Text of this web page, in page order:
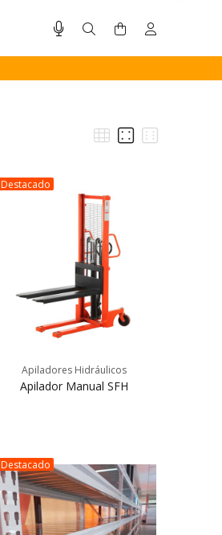
Destacado
Apiladores Hidráulicos
Apilador Manual SFH
Destacado